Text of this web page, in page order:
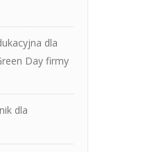
dla
Day firmy
dla